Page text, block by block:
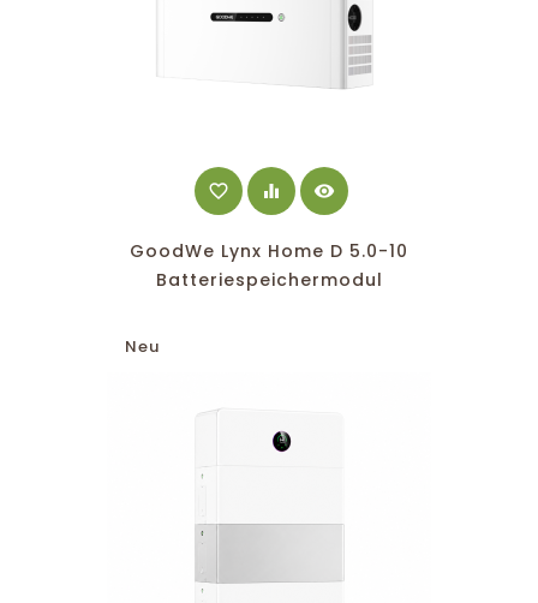
favorite_border equalizer visibility
GoodWe Lynx Home D 5.0-10
Batteriespeichermodul
Neu